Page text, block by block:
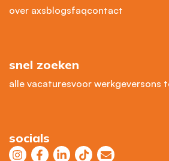
over axsblogsfaqcontact
snel zoeken
alle vacaturesvoor werkgeversons
socials